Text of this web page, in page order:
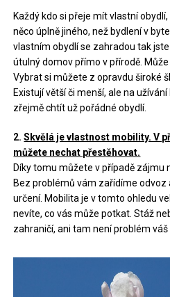
Každý kdo si přeje mít vlastní
něco úplně jiného, než bydlení v
vlastním obydlí se zahradou tak
útulný domov přímo v přírodě.
Vybrat si můžete z opravdu široké
Existují větší či menší, ale na
zřejmě chtít už pořádné obydlí.
2.Skvělá je vlastnost mobility. V
můžete nechat přestěhovat.
Díky tomu můžete v případě zájmu
Bez problémů vám zařídíme odvoz
určení. Mobilita je v tomto ohledu
nevíte, co vás může potkat. Stáž
zahraničí, ani tam není problém váš